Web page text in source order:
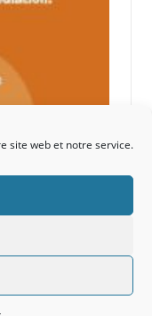
site web et notre service.
de cookies (UE)
droits réservés.